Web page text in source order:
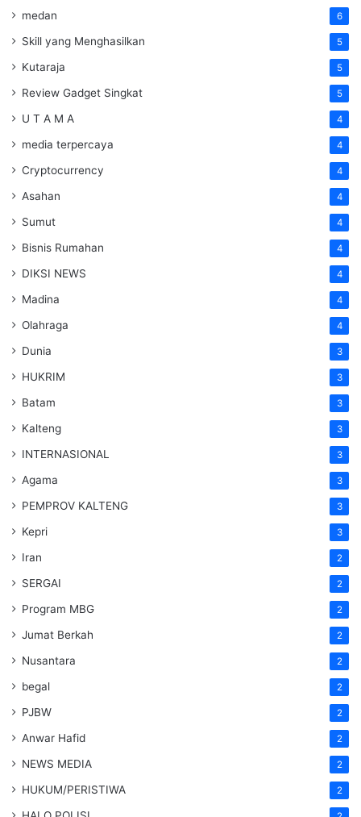
medan 6
Skill yang Menghasilkan 5
Kutaraja 5
Review Gadget Singkat 5
U T A M A 4
media terpercaya 4
Cryptocurrency 4
Asahan 4
Sumut 4
Bisnis Rumahan 4
DIKSI NEWS 4
Madina 4
Olahraga 4
Dunia 3
HUKRIM 3
Batam 3
Kalteng 3
INTERNASIONAL 3
Agama 3
PEMPROV KALTENG 3
Kepri 3
Iran 2
SERGAI 2
Program MBG 2
Jumat Berkah 2
Nusantara 2
begal 2
PJBW 2
Anwar Hafid 2
NEWS MEDIA 2
HUKUM/PERISTIWA 2